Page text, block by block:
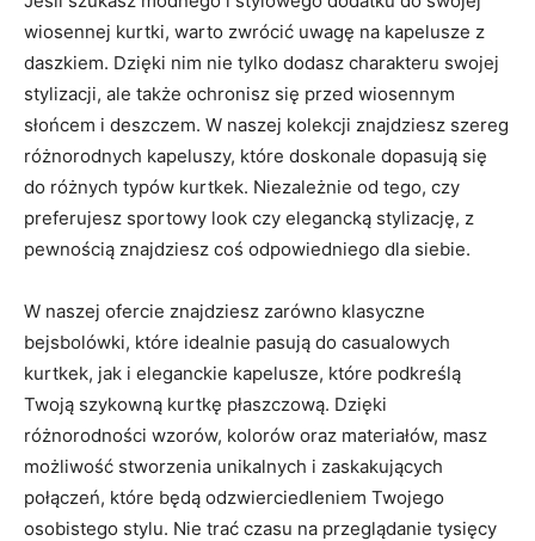
wiosennej kurtki, warto zwrócić uwagę na ⁤kapelusze ‌z
‌daszkiem. Dzięki nim nie tylko dodasz charakteru swojej‍
stylizacji,‍ ale także ochronisz się ⁤przed wiosennym
słońcem i deszczem. W naszej ⁣kolekcji znajdziesz ⁣szereg
różnorodnych kapeluszy,⁤ które doskonale ⁤dopasują się
do różnych ‌typów kurtkek. Niezależnie od tego, czy
preferujesz ​sportowy look ⁣czy elegancką stylizację, z
⁢pewnością znajdziesz ‍coś odpowiedniego dla siebie.
W naszej ofercie znajdziesz zarówno⁢ klasyczne
bejsbolówki, które idealnie pasują do casualowych‍
kurtkek, jak i eleganckie kapelusze, ‍które podkreślą
Twoją szykowną kurtkę płaszczową.‍ Dzięki
różnorodności wzorów, kolorów oraz ⁤materiałów, masz
możliwość stworzenia⁤ unikalnych i zaskakujących
połączeń, które będą odzwierciedleniem ⁤Twojego
‌osobistego stylu.⁤ Nie trać czasu na przeglądanie tysięcy